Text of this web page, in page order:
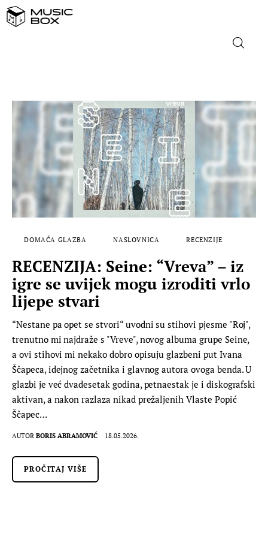
DOMAĆA GLAZBA
STRANA GLAZBA
FILM
MUSIC BOX
DOMAĆA GLAZBA NASLOVNICA RECENZIJE
RECENZIJA: Seine: “Vreva” – iz
igre se uvijek mogu izroditi vrlo
lijepe stvari
“Nestane pa opet se stvori“ uvodni su stihovi pjesme "Roj",
trenutno mi najdraže s "Vreve", novog albuma grupe Seine,
a ovi stihovi mi nekako dobro opisuju glazbeni put Ivana
Ščapeca, idejnog začetnika i glavnog autora ovoga benda. U
glazbi je već dvadesetak godina, petnaestak je i diskografski
aktivan, a nakon razlaza nikad prežaljenih Vlaste Popić
Ščapec…
AUTOR BORIS ABRAMOVIĆ 18.05.2026.
PROČITAJ VIŠE